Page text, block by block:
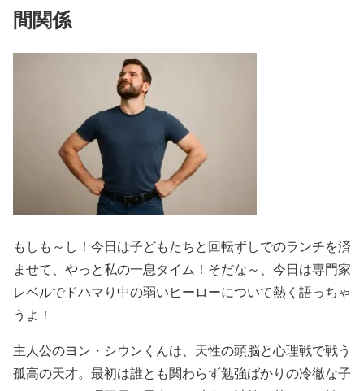
間関係
もしも～し！今日は子どもたちと回転ずしでのランチを済
ませて、やっと私の一息タイム！そだな～、今日は専門家
レベルでドハマり中の弱いヒーローについて熱く語っちゃ
うよ！
主人公のヨン・シウンくんは、天性の頭脳と心理戦で戦う
孤高の天才。最初は誰とも関わらず勉強ばかりの冷徹な子